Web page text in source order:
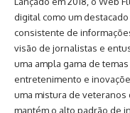
digital como um
consistente de
visão de jornalistas e
uma ampla gama de
entretenimento e
uma mistura de
mantém o alto padrão de